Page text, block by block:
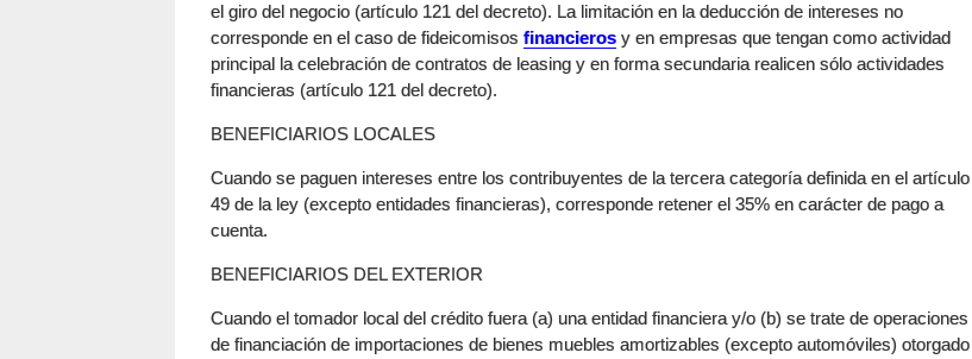
el giro del negocio (artículo 121 del decreto). La limitación en la deducción de intereses no
corresponde en el caso de fideicomisos financieros y en empresas que tengan como actividad
principal la celebración de contratos de leasing y en forma secundaria realicen sólo actividades
financieras (artículo 121 del decreto).
BENEFICIARIOS LOCALES
Cuando se paguen intereses entre los contribuyentes de la tercera categoría definida en el artículo
49 de la ley (excepto entidades financieras), corresponde retener el 35% en carácter de pago a
cuenta.
BENEFICIARIOS DEL EXTERIOR
Cuando el tomador local del crédito fuera (a) una entidad financiera y/o (b) se trate de operaciones
de financiación de importaciones de bienes muebles amortizables (excepto automóviles) otorgado